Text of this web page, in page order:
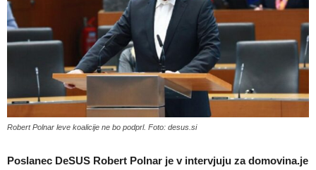
Robert Polnar leve koalicije ne bo podprl. Foto: desus.si
Poslanec DeSUS Robert Polnar je v intervjuju za domovina.je